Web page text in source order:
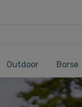
Outdoor Borse